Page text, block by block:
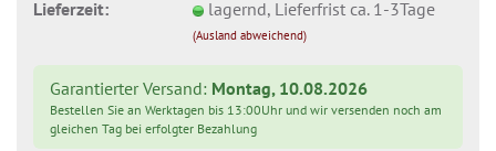
Lieferzeit:
lagernd, Lieferfrist ca. 1-3Tage
(Ausland abweichend)
Garantierter Versand: Montag, 10.08.2026
Bestellen Sie an Werktagen bis 13:00Uhr und wir versenden noch am
gleichen Tag bei erfolgter Bezahlung